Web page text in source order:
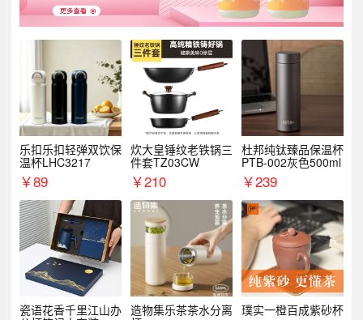
乐扣乐扣轻弹双饮保
温杯LHC3217
￥89
炊大皇锤纹老铁锅三
件套TZ03CW
￥210
杜邦纯钛臻品保温杯
PTB-002灰色500ml
￥239
瓷语花香千里江山办 造物集乐茶茶水分离 璞实一橙百成紫砂杯